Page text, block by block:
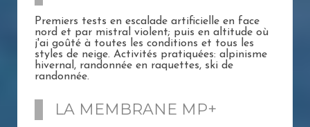
Premiers tests en escalade artificielle en face
nord et par mistral violent; puis en altitude où
j'ai goûté à toutes les conditions et tous les
styles de neige. Activités pratiquées: alpinisme
hivernal, randonnée en raquettes, ski de
randonnée.
LA MEMBRANE MP+